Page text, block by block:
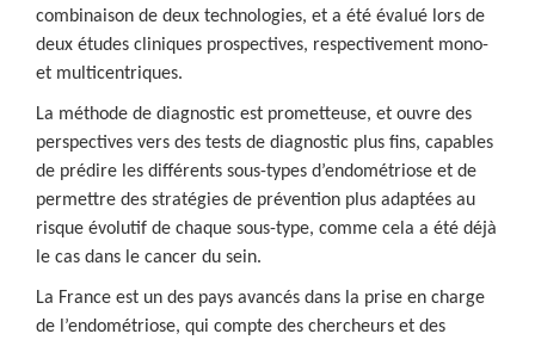
combinaison de deux technologies, et a été évalué lors de
deux études cliniques prospectives, respectivement mono-
et multicentriques.
La méthode de diagnostic est prometteuse, et ouvre des
perspectives vers des tests de diagnostic plus fins, capables
de prédire les différents sous-types d’endométriose et de
permettre des stratégies de prévention plus adaptées au
risque évolutif de chaque sous-type, comme cela a été déjà
le cas dans le cancer du sein.
La France est un des pays avancés dans la prise en charge
de l’endométriose, qui compte des chercheurs et des